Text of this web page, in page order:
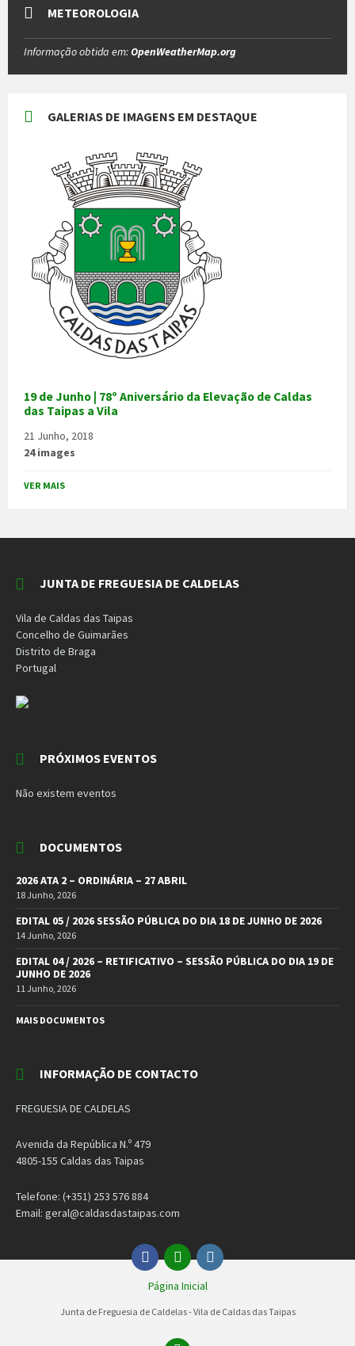
METEOROLOGIA
Informação obtida em:OpenWeatherMap.org
GALERIAS DE IMAGENS EM DESTAQUE
19 de Junho | 78º Aniversário da Elevação de Caldas
das Taipas a Vila
21 Junho, 2018
24 images
VER MAIS
JUNTA DE FREGUESIA DE CALDELAS
Vila de Caldas das Taipas
Concelho de Guimarães
Distrito de Braga
Portugal
PRÓXIMOS EVENTOS
Não existem eventos
DOCUMENTOS
2026 ATA 2 – ORDINÁRIA – 27 ABRIL
18 Junho, 2026
EDITAL 05 / 2026 SESSÃO PÚBLICA DO DIA 18 DE JUNHO DE 2026
14 Junho, 2026
EDITAL 04 / 2026 – RETIFICATIVO – SESSÃO PÚBLICA DO DIA 19 DE
JUNHO DE 2026
11 Junho, 2026
MAIS DOCUMENTOS
INFORMAÇÃO DE CONTACTO
FREGUESIA DE CALDELAS
Avenida da República N.º 479
4805-155 Caldas das Taipas
Telefone: (+351) 253 576 884
Email: geral@caldasdastaipas.com
Facebook
EmailInstagram
Página Inicial
Junta de Freguesia de Caldelas - Vila de Caldas das Taipas